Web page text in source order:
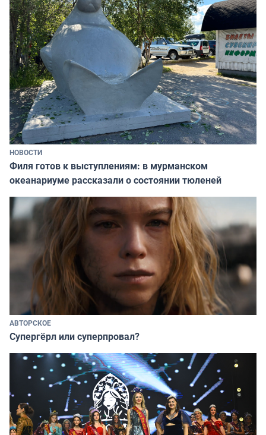
НОВОСТИ
Филя готов к выступлениям: в мурманском
океанариуме рассказали о состоянии тюленей
АВТОРСКОЕ
Супергёрл или суперпровал?